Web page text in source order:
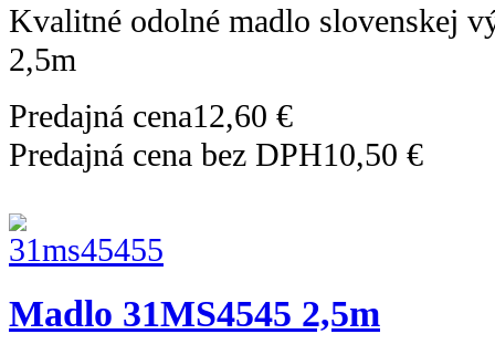
Kvalitné odolné madlo slovenskej
2,5m
Predajná cena12,60 €
Predajná cena bez DPH10,50 €
Madlo 31MS4545 2,5m